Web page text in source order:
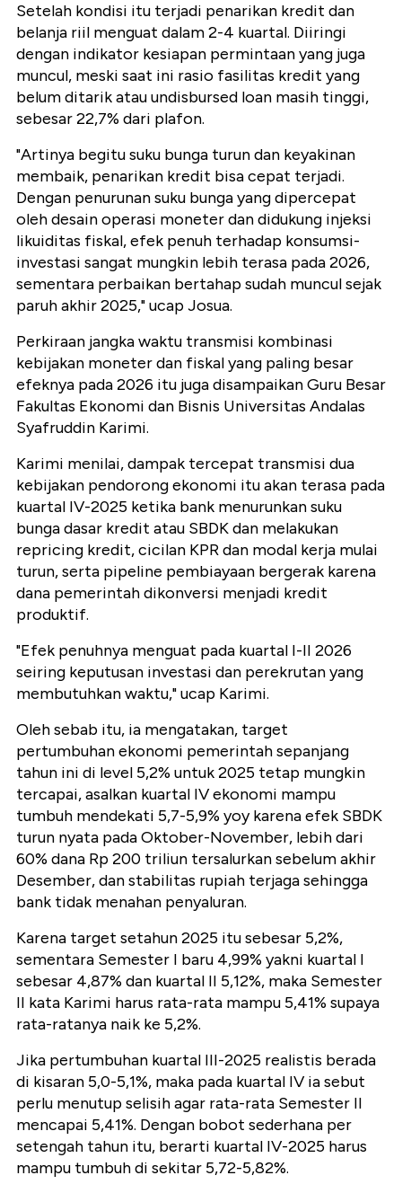
Setelah kondisi itu terjadi penarikan kredit dan
belanja riil menguat dalam 2-4 kuartal. Diiringi
dengan indikator kesiapan permintaan yang juga
muncul, meski saat ini rasio fasilitas kredit yang
belum ditarik atau undisbursed loan masih tinggi,
sebesar 22,7% dari plafon.
"Artinya begitu suku bunga turun dan keyakinan
membaik, penarikan kredit bisa cepat terjadi.
Dengan penurunan suku bunga yang dipercepat
oleh desain operasi moneter dan didukung injeksi
likuiditas fiskal, efek penuh terhadap konsumsi-
investasi sangat mungkin lebih terasa pada 2026,
sementara perbaikan bertahap sudah muncul sejak
paruh akhir 2025," ucap Josua.
Perkiraan jangka waktu transmisi kombinasi
kebijakan moneter dan fiskal yang paling besar
efeknya pada 2026 itu juga disampaikan Guru Besar
Fakultas Ekonomi dan Bisnis Universitas Andalas
Syafruddin Karimi.
Karimi menilai, dampak tercepat transmisi dua
kebijakan pendorong ekonomi itu akan terasa pada
kuartal IV-2025 ketika bank menurunkan suku
bunga dasar kredit atau SBDK dan melakukan
repricing kredit, cicilan KPR dan modal kerja mulai
turun, serta pipeline pembiayaan bergerak karena
dana pemerintah dikonversi menjadi kredit
produktif.
"Efek penuhnya menguat pada kuartal I-II 2026
seiring keputusan investasi dan perekrutan yang
membutuhkan waktu," ucap Karimi.
Oleh sebab itu, ia mengatakan, target
pertumbuhan ekonomi pemerintah sepanjang
tahun ini di level 5,2% untuk 2025 tetap mungkin
tercapai, asalkan kuartal IV ekonomi mampu
tumbuh mendekati 5,7-5,9% yoy karena efek SBDK
turun nyata pada Oktober-November, lebih dari
60% dana Rp 200 triliun tersalurkan sebelum akhir
Desember, dan stabilitas rupiah terjaga sehingga
bank tidak menahan penyaluran.
Karena target setahun 2025 itu sebesar 5,2%,
sementara Semester I baru 4,99% yakni kuartal I
sebesar 4,87% dan kuartal II 5,12%, maka Semester
II kata Karimi harus rata-rata mampu 5,41% supaya
rata-ratanya naik ke 5,2%.
Jika pertumbuhan kuartal III-2025 realistis berada
di kisaran 5,0-5,1%, maka pada kuartal IV ia sebut
perlu menutup selisih agar rata-rata Semester II
mencapai 5,41%. Dengan bobot sederhana per
setengah tahun itu, berarti kuartal IV-2025 harus
mampu tumbuh di sekitar 5,72-5,82%.